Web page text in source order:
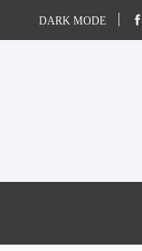
DARK MODE